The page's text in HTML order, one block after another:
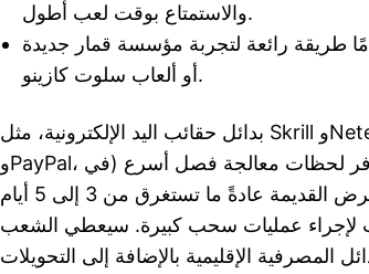
والاستمتاع بوقت لعب أطول.
طريقة رائعة لتجربة مؤسسة قمار جديدة
أو ألعاب سلوت كازينو.
بدائل حقائب اليد الإلكترونية، مثل Skrill وNeteller
وPayPal، قد توفر لحظات معالجة فصل أسرع (في
بعض الأحيان)، عندما تكون تحويلات المقرض القديمة عادةً ما تستغرق من 3 إلى 5 أيام
لإجراء عمليات سحب كبيرة. سيعطي الشعب
المصرفية الإقليمية بالإضافة إلى التحويلات